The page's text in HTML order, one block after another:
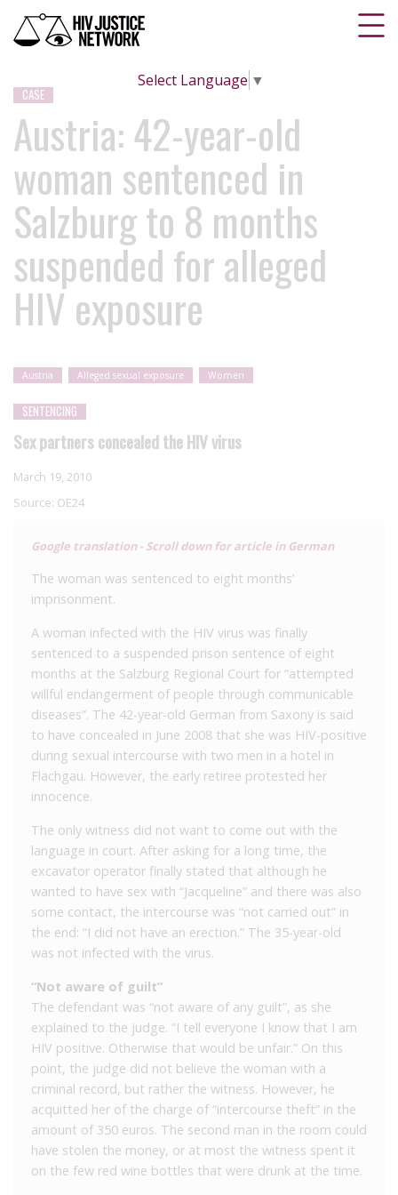
Select Language ▼
CASE
Austria: 42-year-old
woman sentenced in
Salzburg to 8 months
suspended for alleged
HIV exposure
Austria Alleged sexual exposure Women
SENTENCING
Sex partners concealed the HIV virus
March 19, 2010
Source: OE24
Google translation - Scroll down for article in German
The woman was sentenced to eight months’
imprisonment.
A woman infected with the HIV virus was finally
sentenced to a suspended prison sentence of eight
months at the Salzburg Regional Court for “attempted
willful endangerment of people through communicable
diseases”. The 42-year-old German from Saxony is said
to have concealed in June 2008 that she was HIV-positive
during sexual intercourse with two men in a hotel in
Flachgau. However, the early retiree protested her
innocence.
The only witness did not want to come out with the
language in court. After asking for a long time, the
excavator operator finally stated that although he
wanted to have sex with “Jacqueline” and there was also
some contact, the intercourse was “not carried out” in
the end: “I did not have an erection.” The 35-year-old
was not infected with the virus.
“Not aware of guilt”
The defendant was “not aware of any guilt”, as she
explained to the judge. “I tell everyone I know that I am
HIV positive. Otherwise that would be unfair.” On this
point, the judge did not believe the woman with a
criminal record, but rather the witness. However, he
acquitted her of the charge of “intercourse theft” in the
amount of 350 euros. The second man in the room could
have stolen the money, or at most the witness spent it
on the few red wine bottles that were drunk at the time.